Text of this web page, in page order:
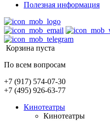
Полезная информация
Корзина пуста
По всем вопросам
+7 (917) 574-07-30
+7 (495) 926-63-77
Кинотеатры
Кинотеатры